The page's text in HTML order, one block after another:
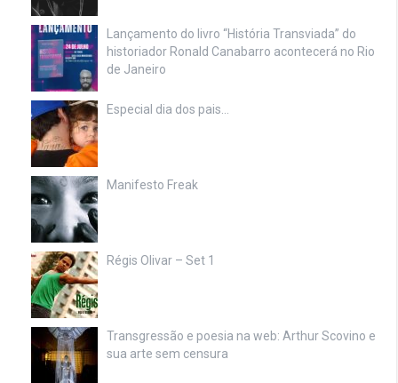
Lançamento do livro “História Transviada” do
historiador Ronald Canabarro acontecerá no Rio
de Janeiro
Especial dia dos pais…
Manifesto Freak
Régis Olivar – Set 1
Transgressão e poesia na web: Arthur Scovino e
sua arte sem censura